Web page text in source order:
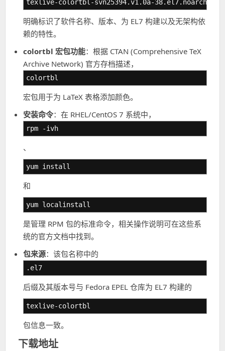
texlive-colortbl-svn25394.v1.0a-38.el7.noarch.rpm
明确标识了软件名称、版本、为 EL7 构建以及无架构依
赖的特性。
colortbl 宏包功能：根据 CTAN (Comprehensive TeX
Archive Network) 官方存档描述，
colortbl
宏包用于为 LaTeX 表格添加颜色。
安装命令：在 RHEL/CentOS 7 系统中，
rpm -ivh
、
yum install
和
yum localinstall
是管理 RPM 包的标准命令，相关操作说明可在这些系
统的官方文档中找到。
包来源：该包名称中的
.el7
后缀及其版本号与 Fedora EPEL 仓库为 EL7 构建的
texlive-colortbl
包信息一致。
下载地址